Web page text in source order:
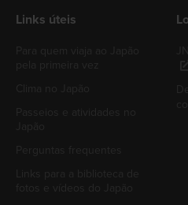
Links úteis